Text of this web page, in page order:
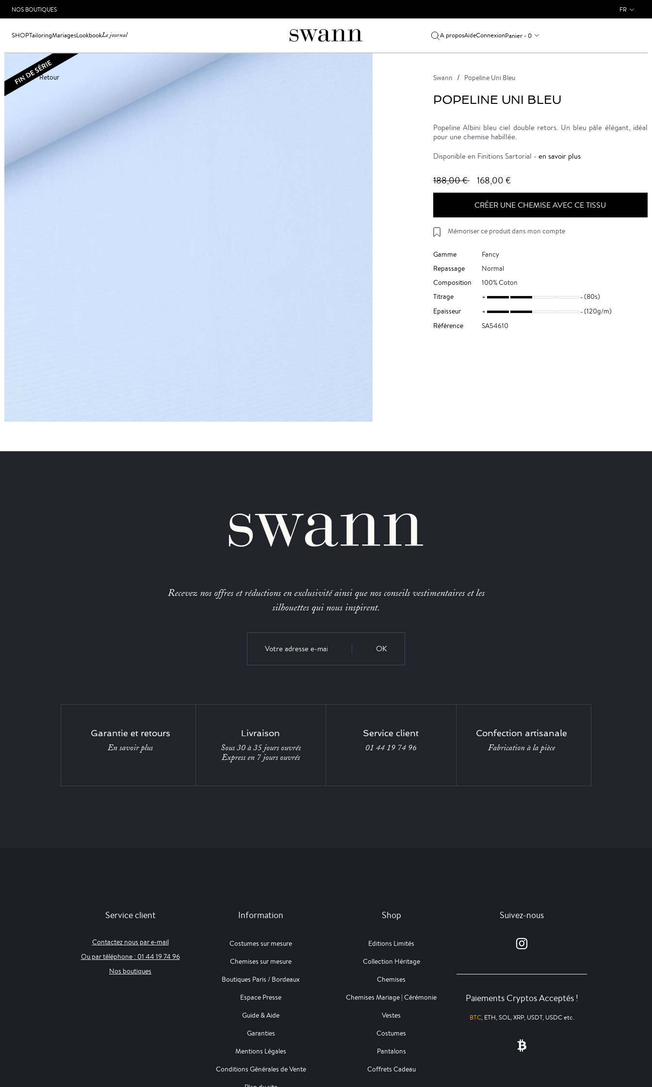
NOS BOUTIQUES FR
SHOPTailoringMariagesLookbookLe journal A proposAideConnexionPanier - 0
Retour Swann Popeline Uni Bleu
POPELINE UNI BLEU
Popeline Albini bleu ciel double retors. Un bleu pâle élégant, idéal
pour une chemise habillée.
Disponible en Finitions Sartorial - en savoir plus
188,00 € 168,00 €
CRÉER UNE CHEMISE AVEC CE TISSU
Mémoriser ce produit dans mon compte
Gamme
Fancy
Repassage
Normal
Composition
100% Coton
Titrage
(80s)
Epaisseur
(120g/m)
Référence
SA54610
Recevez nos offres et réductions en exclusivité ainsi que nos conseils vestimentaires et les
silhouettes qui nous inspirent.
OK
Garantie et retours
En savoir plus
Livraison
Sous 30 à 35 jours ouvrés
Express en 7 jours ouvrés
Service client
01 44 19 74 96
Confection artisanale
Fabrication à la pièce
Service client
Contactez nous par e-mail
Ou par téléphone : 01 44 19 74 96
Nos boutiques
Information
Costumes sur mesure
Chemises sur mesure
Boutiques Paris / Bordeaux
Espace Presse
Guide & Aide
Garanties
Mentions Légales
Conditions Générales de Vente
Shop
Editions Limités
Collection Héritage
Chemises
Chemises Mariage | Cérémonie
Vestes
Costumes
Pantalons
Coffrets Cadeau
Suivez-nous
Paiements Cryptos Acceptés !
BTC, ETH, SOL, XRP, USDT, USDC etc.